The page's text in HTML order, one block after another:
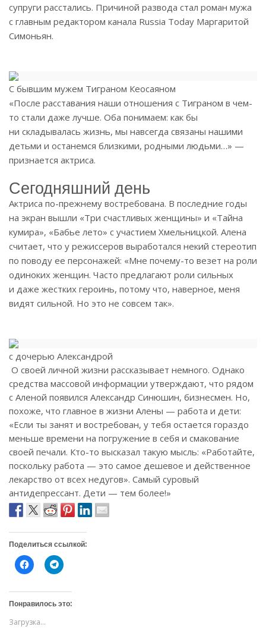
супруги расстались. Причиной развода стал роман мужа
с главным редактором канала Russia Today Маргаритой
Симоньян.
С бывшим мужем Тиграном Кеосаяном
«После расставания наши отношения с Тиграном в чем-
то стали даже лучше. Оба понимаем: как бы
ни складывалась жизнь, мы навсегда связаны нашими
детьми и останемся близкими, родными людьми…» —
признается актриса.
Сегодняшний день
Актриса по-прежнему востребована. В последние годы
на экран вышли «Три счастливых женщины» и «Тайна
кумира», «Бабье лето» с участием Хмельницкой. Алена
считает, что у режиссеров выработался некий стереотип
по поводу ее персонажей: «Мне почему-то везет на роли
одиноких женщин. Часто предлагают роли сильных
и даже жестких героинь, потому что, наверное, меня
видят сильной. Но это не совсем так».
с дочерью Александрой
О своей личной жизни рассказывает немного. Однако
средства массовой информации утверждают, что рядом
с Аленой появился Александр Синюшин, бизнесмен. Но,
похоже, что главное в жизни Алены — работа и дети:
«Если ты занят и востребован, у тебя остается гораздо
меньше времени на погружение в себя и смакование
своей печали. Кто-то высказал такую мысль: «Работайте,
поскольку работа — это самое дешевое и действенное
лекарство от всех недугов». Самый суровый
антидепрессант. Дети — тем более!»
Поделиться ссылкой:
Н
а
и
т
е
ч
Н
а
и
т
е
Понравилось это:
Загрузка...